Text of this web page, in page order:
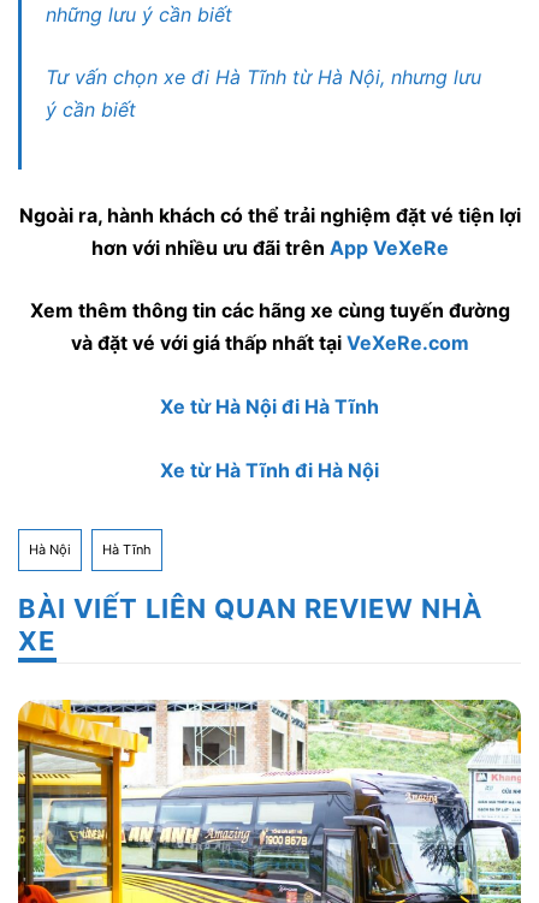
những lưu ý cần biết
Tư vấn chọn xe đi Hà Tĩnh từ Hà Nội, nhưng lưu
ý cần biết
Ngoài ra, hành khách có thể trải nghiệm đặt vé tiện lợi
hơn với nhiều ưu đãi trên App VeXeRe
Xem thêm thông tin các hãng xe cùng tuyến đường
và đặt vé với giá thấp nhất tại VeXeRe.com
Xe từ Hà Nội đi Hà Tĩnh
Xe từ Hà Tĩnh đi Hà Nội
Hà Nội Hà Tĩnh
BÀI VIẾT LIÊN QUAN REVIEW NHÀ
XE